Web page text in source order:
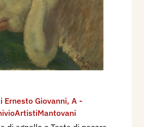
Ernesto Giovanni, A -